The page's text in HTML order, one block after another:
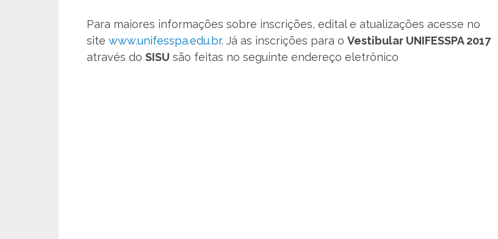
Para maiores informações sobre inscrições, edital e atualizações acesse no
site www.unifesspa.edu.br. Já as inscrições para o Vestibular UNIFESSPA 2017
através do SISU são feitas no seguinte endereço eletrônico